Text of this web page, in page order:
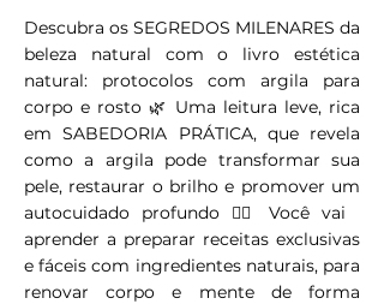
Descubra os SEGREDOS MILENARES da
beleza natural com o livro estética
natural: protocolos com argila para
corpo e rosto 🌿 Uma leitura leve, rica
em SABEDORIA PRÁTICA, que revela
como a argila pode transformar sua
pele, restaurar o brilho e promover um
autocuidado profundo 💆‍♀️ Você vai
aprender a preparar receitas exclusivas
e fáceis com ingredientes naturais, para
renovar corpo e mente de forma